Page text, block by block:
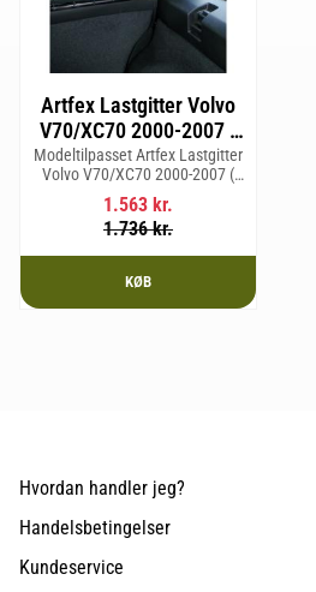
Artfex Lastgitter Volvo
V70/XC70 2000-2007 (
generation 2 )
Modeltilpasset Artfex Lastgitter
Volvo V70/XC70 2000-2007 (
generation 2 )
1.563 kr.
1.736kr.
KØB
Hvordan handler jeg?
Handelsbetingelser
Kundeservice